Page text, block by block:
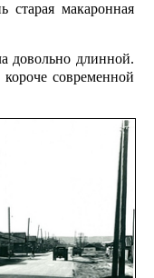
старая макаронная
довольно длинной.
современной